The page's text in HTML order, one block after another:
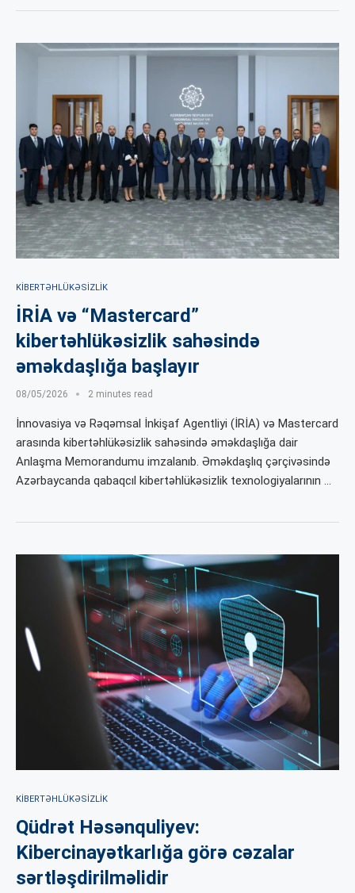
KIBERTƏHLÜKƏSIZLIK
İRİA və “Mastercard”
kibertəhlükəsizlik sahəsində
əməkdaşlığa başlayır
08/05/2026 2 minutes read
İnnovasiya və Rəqəmsal İnkişaf Agentliyi (İRİA) və Mastercard
arasında kibertəhlükəsizlik sahəsində əməkdaşlığa dair
Anlaşma Memorandumu imzalanıb. Əməkdaşlıq çərçivəsində
Azərbaycanda qabaqcıl kibertəhlükəsizlik texnologiyalarının …
KIBERTƏHLÜKƏSIZLIK
Qüdrət Həsənquliyev:
Kibercinayətkarlığa görə cəzalar
sərtləşdirilməlidir